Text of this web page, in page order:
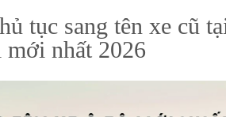
tục sang tên xe cũ
nhất 2026